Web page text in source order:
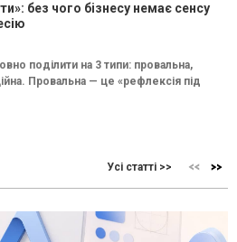
без чого бізнесу немає сенсу
поділити на 3 типи: провальна,
Провальна — це «рефлексія під
Усі статті >>